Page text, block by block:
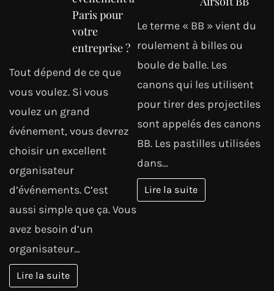
Paris pour
votre
entreprise ?
Tout dépend de ce que
vous voulez. Si vous
voulez un grand
événement, vous devrez
choisir un excellent
organisateur
d’événements. C’est
aussi simple que ça. Vous
avez besoin d’un
organisateur…
Lire la suite
Le terme « BB » vient du
roulement à billes ou
boule de balle. Les
canons qui les utilisent
pour tirer des projectiles
sont appelés des canons
BB. Les pastilles utilisées
dans…
Lire la suite